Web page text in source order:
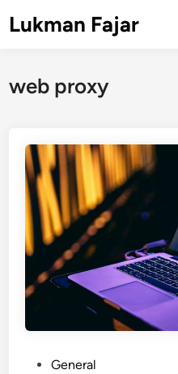
toLukman Fajar
web proxy
General